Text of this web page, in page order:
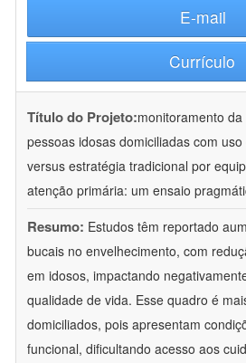
E-mail
Currículo
Título do Projeto:monitoramento
pessoas idosas domiciliadas com
versus estratégia tradicional por
atenção primária: um ensaio
Resumo: Estudos têm reportado
bucais no envelhecimento, com
em idosos, impactando
qualidade de vida. Esse quadro é
domiciliados, pois apresentam
funcional, dificultando acesso aos